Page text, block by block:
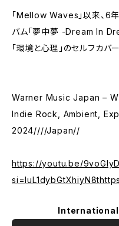
「Mellow Waves」以来、6
バム「夢中夢 -Dream In
「環境と心理」のセルフカバ
Warner Music Japan –
Indie Rock, Ambient,
2024////Japan//
https://youtu.be/